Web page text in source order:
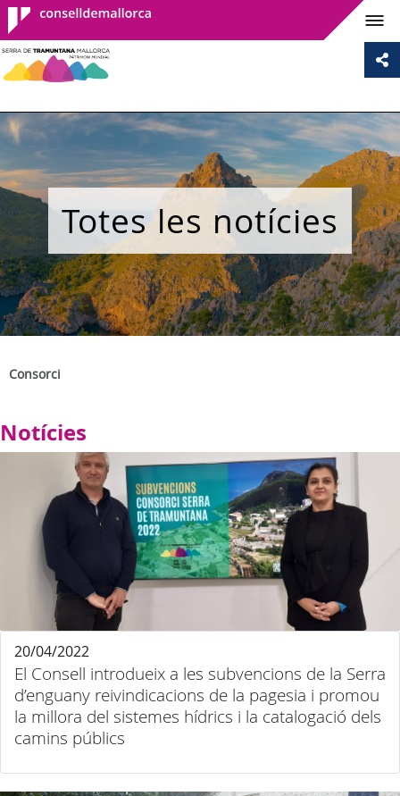
Consell de
Mallorca
Totes les notícies
Consorci
Notícies
El Consell introdueix a les subvencions de la Serra
d’enguany reivindicacions de la pagesia i promou
la millora del sistemes hídrics i la catalogació dels
camins públics
20/04/2022